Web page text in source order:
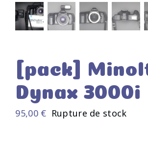
[pack]
Dynax 3000i
95,00 € Rupture de stock